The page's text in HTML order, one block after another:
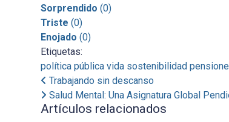
Sorprendido (0)
Triste (0)
Enojado (0)
Etiquetas:
política pública vida sostenibilidad
Trabajando sin descanso
Salud Mental: Una Asignatura Global
Artículos relacionados